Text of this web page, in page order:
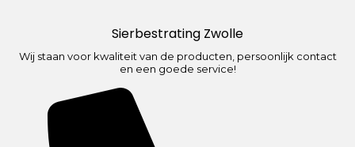
Sierbestrating Zwolle
Wij staan voor kwaliteit van de producten, persoonlijk contact
en een goede service!